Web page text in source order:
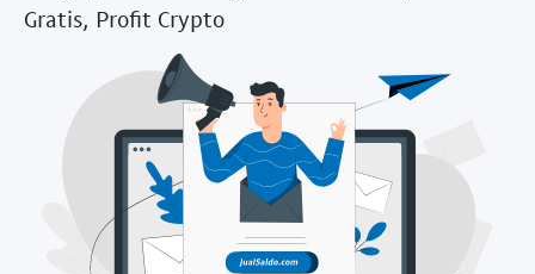
Gratis, Profit Crypto